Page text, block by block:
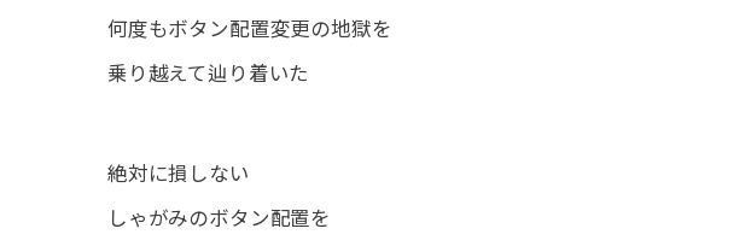
何度もボタン配置変更の地獄を
乗り越えて辿り着いた
絶対に損しない
しゃがみのボタン配置を